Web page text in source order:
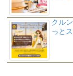
クル
っと